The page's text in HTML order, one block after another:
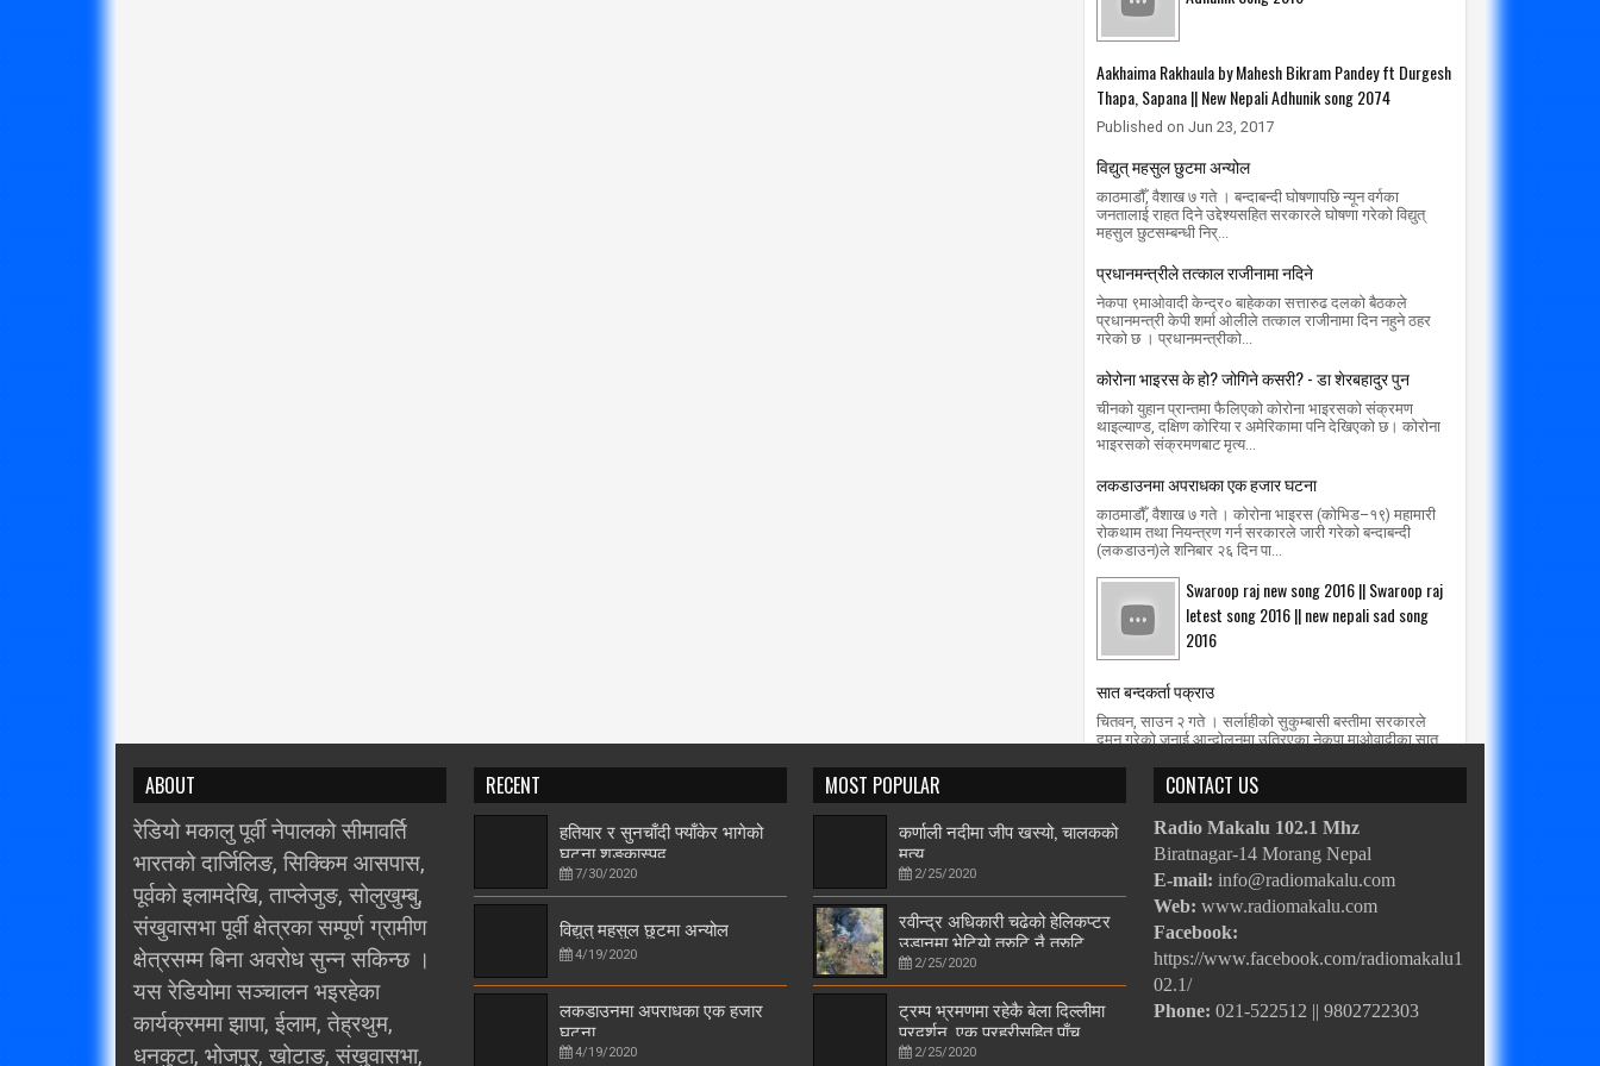
Aakhaima Rakhaula by Mahesh Bikram Pandey ft Durgesh
Thapa, Sapana || New Nepali Adhunik song 2074
Published on Jun 23, 2017
विद्युत् महसुल छुटमा अन्योल
काठमाडौँ, वैशाख ७ गते । बन्दाबन्दी घोषणापछि न्यून वर्गका
जनतालाई राहत दिने उद्देश्यसहित सरकारले घोषणा गरेको विद्युत्
महसुल छुटसम्बन्धी निर्...
प्रधानमन्त्रीले तत्काल राजीनामा नदिने
नेकपा ९माओवादी केन्द्र० बाहेकका सत्तारुढ दलको बैठकले
प्रधानमन्त्री केपी शर्मा ओलीले तत्काल राजीनामा दिन नहुने ठहर
गरेको छ । प्रधानमन्त्रीको...
कोरोना भाइरस के हो? जोगिने कसरी? - डा शेरबहादुर पुन
चीनको युहान प्रान्तमा फैलिएको कोरोना भाइरसको संक्रमण
थाइल्याण्ड, दक्षिण कोरिया र अमेरिकामा पनि देखिएको छ। कोरोना
भाइरसको संक्रमणबाट मृत्य...
लकडाउनमा अपराधका एक हजार घटना
काठमाडौँ, वैशाख ७ गते । कोरोना भाइरस (कोभिड–१९) महामारी
रोकथाम तथा नियन्त्रण गर्न सरकारले जारी गरेको बन्दाबन्दी
(लकडाउन)ले शनिबार २६ दिन पा...
Swaroop raj new song 2016 || Swaroop raj
letest song 2016 || new nepali sad song
2016
सात बन्दकर्ता पक्राउ
चितवन, साउन २ गते । सर्लाहीको सुकुम्बासी बस्तीमा सरकारले
दमन गरेको जनाई आन्दोलनमा उत्रिएका नेकपा माओवादीका सात
ABOUT
रेडियो मकालु पूर्वी नेपालको सीमावर्ति
भारतको दार्जिलिङ, सिक्किम आसपास,
पूर्वको इलामदेखि, ताप्लेजुङ, सोलुखुम्बु,
संखुवासभा पूर्वी क्षेत्रका सम्पूर्ण ग्रामीण
क्षेत्रसम्म बिना अवरोध सुन्न सकिन्छ ।
यस रेडियोमा सञ्चालन भइरहेका
कार्यक्रममा झापा, ईलाम, तेह्रथुम,
धनकुटा, भोजपुर, खोटाङ, संखुवासभा,
RECENT
हतियार र सुनचाँदी फ्याँकेर भागेको
घटना शङ्कास्पद
7/30/2020
विद्युत् महसुल छुटमा अन्योल
4/19/2020
लकडाउनमा अपराधका एक हजार
घटना
4/19/2020
MOST POPULAR
कर्णाली नदीमा जीप खस्यो, चालकको
मृत्यु
2/25/2020
रवीन्द्र अधिकारी चढेको हेलिकप्टर
उडानमा भेटियो त्रुटि नै त्रुटि
2/25/2020
ट्रम्प भ्रमणमा रहेकै बेला दिल्लीमा
प्रदर्शन, एक प्रहरीसहित पाँच
जनाको मृत्यु
2/25/2020
CONTACT US
Radio Makalu 102.1 Mhz
Biratnagar-14 Morang Nepal
E-mail: info@radiomakalu.com
Web: www.radiomakalu.com
Facebook:
https://www.facebook.com/radiomakalu1
02.1/
Phone: 021-522512 || 9802722303